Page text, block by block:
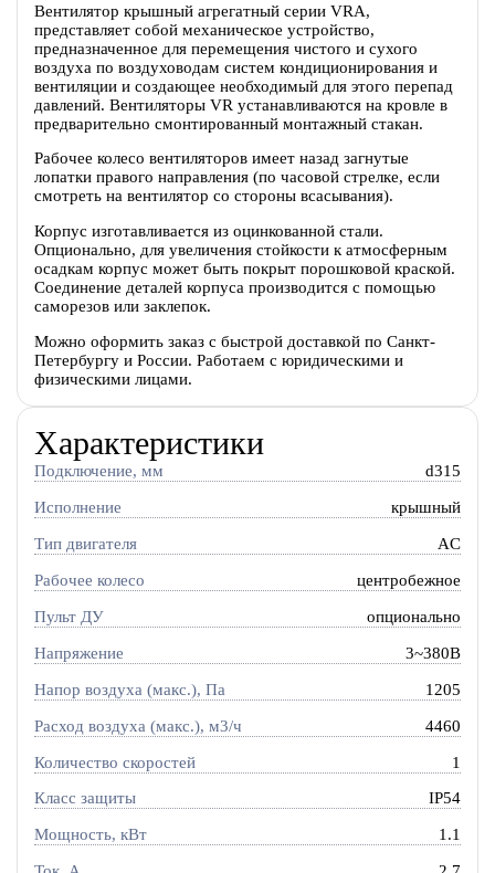
Вентилятор крышный агрегатный серии VRA,
представляет собой механическое устройство,
предназначенное для перемещения чистого и сухого
воздуха по воздуховодам систем кондиционирования и
вентиляции и создающее необходимый для этого перепад
давлений. Вентиляторы VR устанавливаются на кровле в
предварительно смонтированный монтажный стакан.
Рабочее колесо вентиляторов имеет назад загнутые
лопатки правого направления (по часовой стрелке, если
смотреть на вентилятор со стороны всасывания).
Корпус изготавливается из оцинкованной стали.
Опционально, для увеличения стойкости к атмосферным
осадкам корпус может быть покрыт порошковой краской.
Соединение деталей корпуса производится с помощью
саморезов или заклепок.
Можно оформить заказ с быстрой доставкой по Санкт-
Петербургу и России. Работаем с юридическими и
физическими лицами.
Характеристики
Подключение, мм d315
Исполнение крышный
Тип двигателя AC
Рабочее колесо центробежное
Пульт ДУ опционально
Напряжение 3~380В
Напор воздуха (макс.), Па 1205
Расход воздуха (макс.), м3/ч 4460
Количество скоростей 1
Класс защиты IP54
Мощность, кВт 1.1